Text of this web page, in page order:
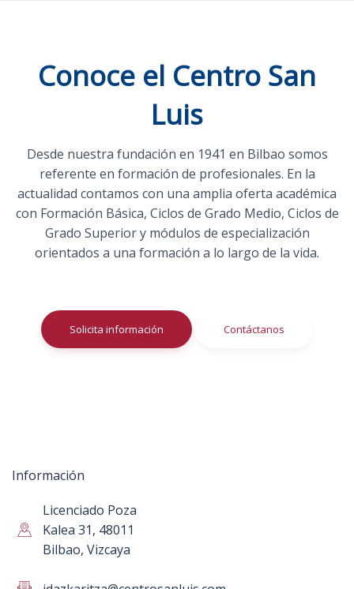
Conoce el Centro San
Luis
Desde nuestra fundación en 1941 en Bilbao somos
referente en formación de profesionales. En la
actualidad contamos con una amplia oferta académica
con Formación Básica, Ciclos de Grado Medio, Ciclos de
Grado Superior y módulos de especialización
orientados a una formación a lo largo de la vida.
Solicita información Contáctanos
Información
Licenciado Poza
Kalea 31, 48011
Bilbao, Vizcaya